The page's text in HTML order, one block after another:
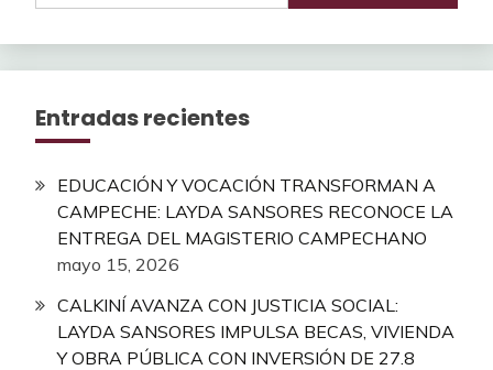
Entradas recientes
EDUCACIÓN Y VOCACIÓN TRANSFORMAN A
CAMPECHE: LAYDA SANSORES RECONOCE LA
ENTREGA DEL MAGISTERIO CAMPECHANO
mayo 15, 2026
CALKINÍ AVANZA CON JUSTICIA SOCIAL:
LAYDA SANSORES IMPULSA BECAS, VIVIENDA
Y OBRA PÚBLICA CON INVERSIÓN DE 27.8